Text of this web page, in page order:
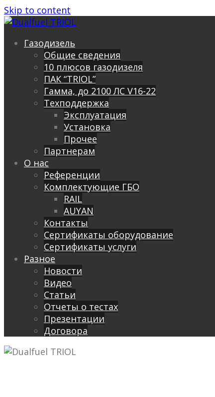
Skip to content
Газодизель
Общие сведения
10 плюсов газодизеля
ПАК “TRIOL”
Гамма, до 2100 ЛС V16-22
Техподдержка
Эксплуатация
Установка
Прочее
Партнерам
О нас
Референции
Комплектующие ГБО
RAIL
AUYAN
Контакты
Сертификаты оборудование
Сертификаты услуги
Разное
Новости
Видео
Cтатьи
Отчеты о тестах
Презентации
Договора